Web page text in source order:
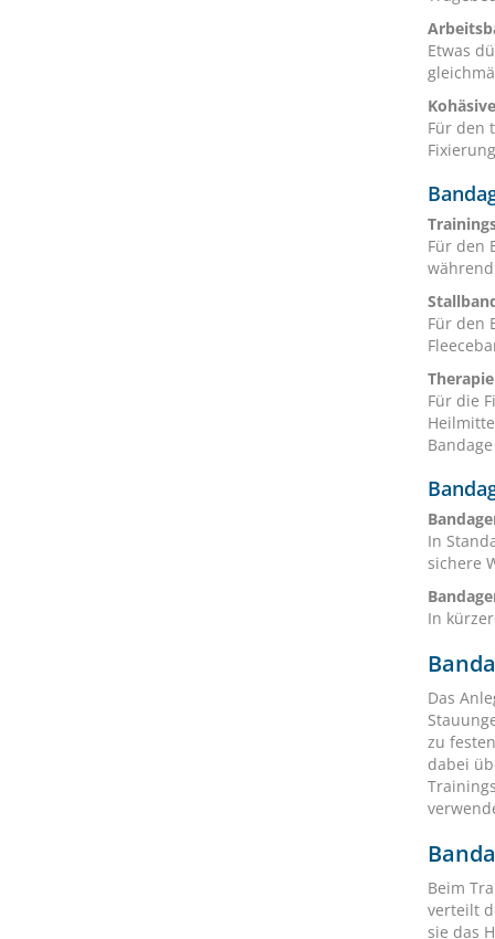
Etwas
Für den
Für den
Für den
Für die
In
sichere
In
Das
zu
dabei
Beim
verteilt
sie das